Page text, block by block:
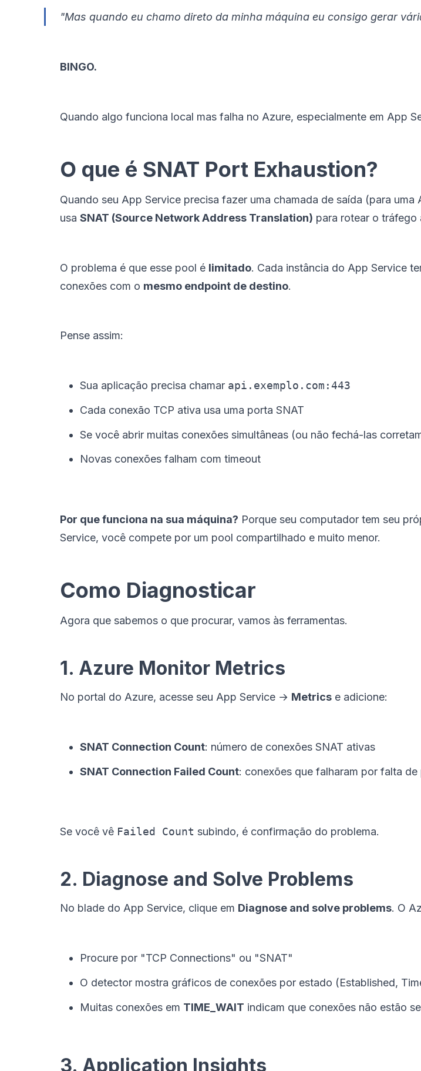
"Mas quando eu chamo direto da minha máquina eu consigo gerar
BINGO.
Quando algo funciona local mas falha no Azure, especialmente em App
O que é SNAT Port Exhaustion?
Quando seu App Service precisa fazer uma chamada de saída (para
usa SNAT (Source Network Address Translation) para rotear o tráfego
O problema é que esse pool é limitado. Cada instância do App Service
conexões com o mesmo endpoint de destino.
Pense assim:
Sua aplicação precisa chamar api.exemplo.com:443
Cada conexão TCP ativa usa uma porta SNAT
Se você abrir muitas conexões simultâneas (ou não fechá-las
Novas conexões falham com timeout
Por que funciona na sua máquina? Porque seu computador tem seu
Service, você compete por um pool compartilhado e muito menor.
Como Diagnosticar
Agora que sabemos o que procurar, vamos às ferramentas.
1. Azure Monitor Metrics
No portal do Azure, acesse seu App Service → Metrics e adicione:
SNAT Connection Count: número de conexões SNAT ativas
SNAT Connection Failed Count: conexões que falharam por falta de
Se você vê Failed Count subindo, é confirmação do problema.
2. Diagnose and Solve Problems
No blade do App Service, clique em Diagnose and solve problems. O
Procure por "TCP Connections" ou "SNAT"
O detector mostra gráficos de conexões por estado (Established,
Muitas conexões em TIME_WAIT indicam que conexões não estão
3. Application Insights